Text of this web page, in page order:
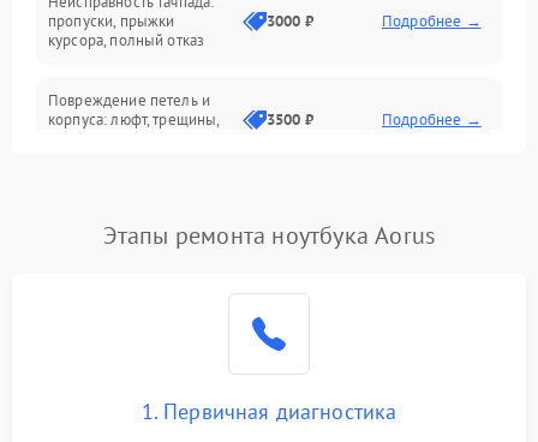
Сеть и интернет
пропуски, прыжки
курсора, полный отказ
3000 ₽ Подробнее →
Повреждение петель и
корпуса: люфт, трещины,
3500 ₽ Подробнее →
невозможность зарядки,
2500 ₽ Подробнее →
2000 ₽
Перегрев из‑за пыли,
Этапы ремонта ноутбука Aorus
1. Первичная диагностика